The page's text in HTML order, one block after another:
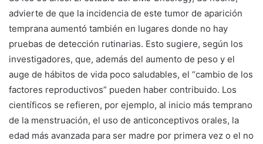
advierte de que la incidencia de este tumor de aparición
temprana aumentó también en lugares donde no hay
pruebas de detección rutinarias. Esto sugiere, según los
investigadores, que, además del aumento de peso y el
auge de hábitos de vida poco saludables, el “cambio de los
factores reproductivos” pueden haber contribuido. Los
científicos se refieren, por ejemplo, al inicio más temprano
de la menstruación, el uso de anticonceptivos orales, la
edad más avanzada para ser madre por primera vez o el no